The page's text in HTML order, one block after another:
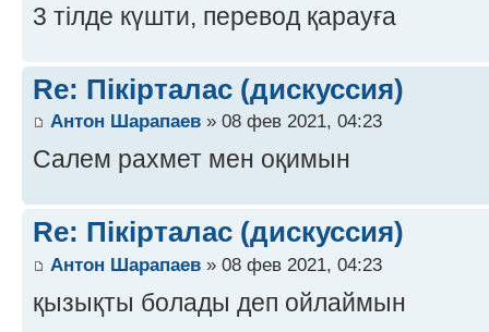
3 тілде күшти, перевод қарауға
Re: Пікірталас (дискуссия)
Антон Шарапаев » 08 фев 2021, 04:23
Салем рахмет мен оқимын
Re: Пікірталас (дискуссия)
Антон Шарапаев » 08 фев 2021, 04:23
қызықты болады деп ойлаймын